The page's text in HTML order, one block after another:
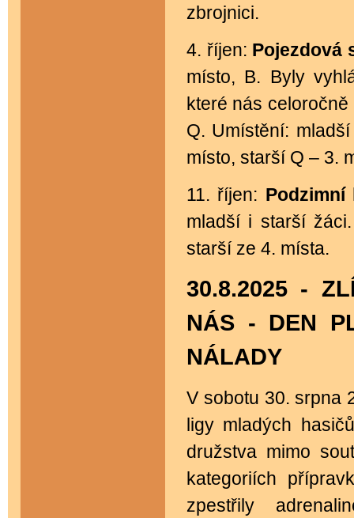
zbrojnici.
4. říjen: Pojezdová
místo, B. Byly
které nás
Q. Umístění:
místo, starší Q – 3.
11. říjen: Podzimní
mladší i starší
starší ze 4. místa.
30.8.2025 -
NÁS - DEN
NÁLADY
V sobotu 30. srpna
ligy mladých
družstva mimo
kategoriích
zpestřily